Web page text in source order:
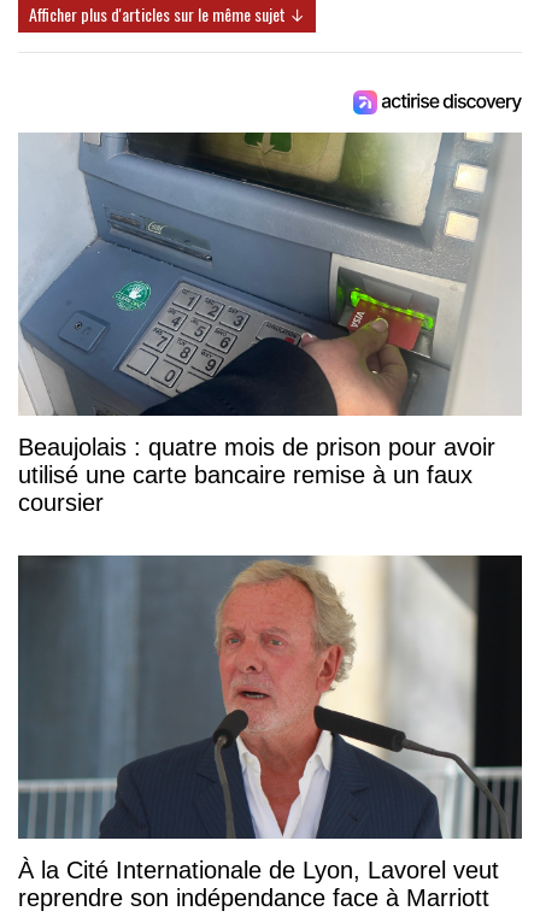
Afficher plus d'articles sur le même sujet ↓
Beaujolais : quatre mois de prison pour avoir
utilisé une carte bancaire remise à un faux
coursier
À la Cité Internationale de Lyon, Lavorel veut
reprendre son indépendance face à Marriott